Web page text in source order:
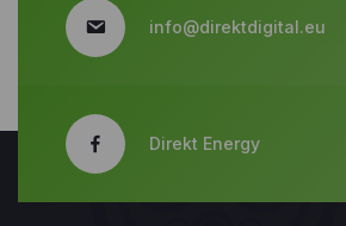
info@direktdigital.eu
Direkt Energy